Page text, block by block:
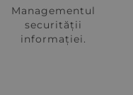
Managementul
securității
informației.